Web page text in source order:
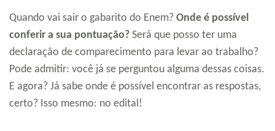
Quando vai sair o gabarito do Enem? Onde é possível
conferir a sua pontuação? Será que posso ter uma
declaração de comparecimento para levar ao trabalho?
Pode admitir: você já se perguntou alguma dessas coisas.
E agora? Já sabe onde é possível encontrar as respostas,
certo? Isso mesmo: no edital!